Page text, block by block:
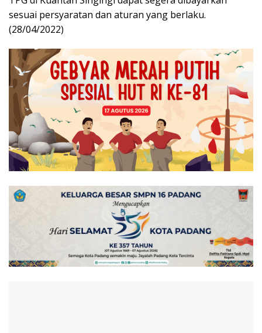
sesuai persyaratan dan aturan yang berlaku.
(28/04/2022)